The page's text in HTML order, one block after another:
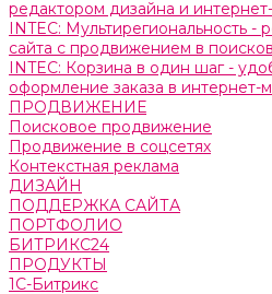
редактором дизайна и
INTEC: Мультирегиональность -
сайта с продвижением в
INTEC: Корзина в один шаг -
оформление заказа в интернет-
ПРОДВИЖЕНИЕ
Поисковое продвижение
Продвижение в соцсетях
Контекстная реклама
ДИЗАЙН
ПОДДЕРЖКА САЙТА
ПОРТФОЛИО
БИТРИКС24
ПРОДУКТЫ
1С-Битрикс